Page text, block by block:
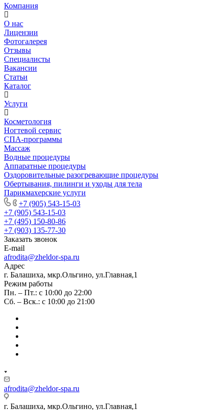
Компания
О нас
Лицензии
Фотогалерея
Отзывы
Специалисты
Вакансии
Статьи
Каталог
Услуги
Косметология
Ногтевой сервис
СПА-программы
Массаж
Водные процедуры
Аппаратные процедуры
Оздоровительные разогревающие процедуры
Обертывания, пилинги и уходы для тела
Парикмахерские услуги
+7 (905) 543-15-03
+7 (905) 543-15-03
+7 (495) 150-80-86
+7 (903) 135-77-30
Заказать звонок
E-mail
afrodita@zheldor-spa.ru
Адрес
г. Балашиха, мкр.Ольгино, ул.Главная,1
Режим работы
Пн. – Пт.: с 10:00 до 22:00
Сб. – Вск.: с 10:00 до 21:00
afrodita@zheldor-spa.ru
г. Балашиха, мкр.Ольгино, ул.Главная,1